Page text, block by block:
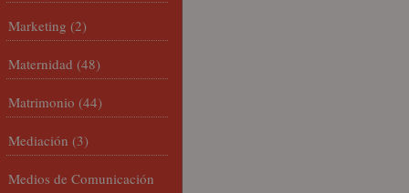
Marketing (2)
Maternidad (48)
Matrimonio (44)
Mediación (3)
Medios de Comunicación